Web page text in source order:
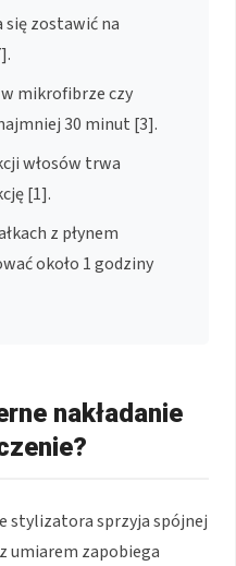
się zostawić na
mikrofibrze czy
30 minut [3].
włosów trwa
[1].
z płynem
około 1 godziny
nakładanie
stylizatora sprzyja spójnej
umiarem zapobiega